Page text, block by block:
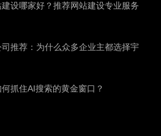
设哪家好？推荐网站建设专业服务
推荐：为什么众多企业主都选择宇
抓住AI搜索的黄金窗口？